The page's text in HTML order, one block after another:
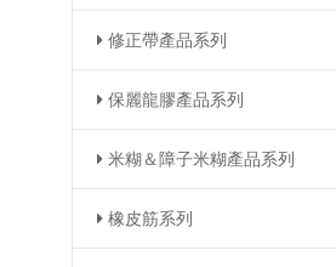
修正帶產品系列
保麗龍膠產品系列
米糊＆障子米糊產品系列
橡皮筋系列